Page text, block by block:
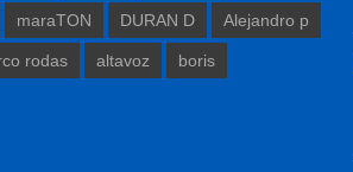
maraTON DURAN D Alejandro p
rodas altavoz boris